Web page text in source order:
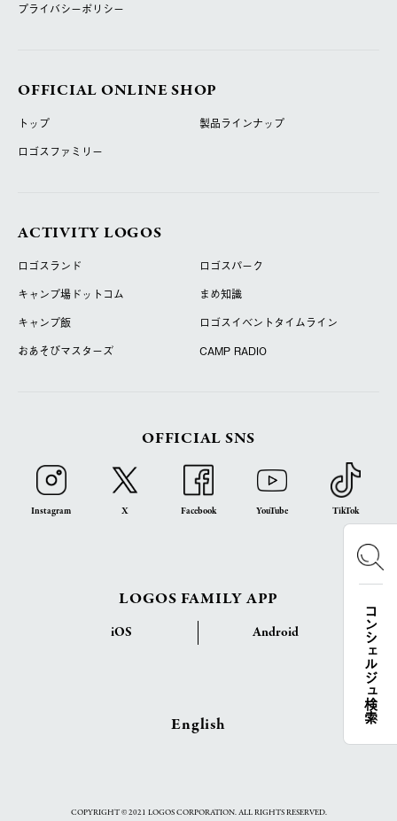
コンシェルジュ検索
プライバシーポリシー
OFFICIAL ONLINE SHOP
トップ
製品ラインナップ
ロゴスファミリー
ACTIVITY LOGOS
ロゴスランド
ロゴスパーク
キャンプ場ドットコム
まめ知識
キャンプ飯
ロゴスイベントタイムライン
おあそびマスターズ
CAMP RADIO
OFFICIAL SNS
Instagram X Facebook YouTube TikTok
LOGOS FAMILY APP
iOS Android
English
COPYRIGHT © 2021 LOGOS CORPORATION. ALL RIGHTS RESERVED.